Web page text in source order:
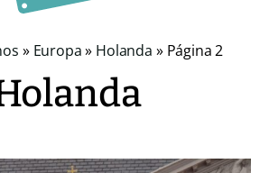
» Europa» Holanda » Página 2